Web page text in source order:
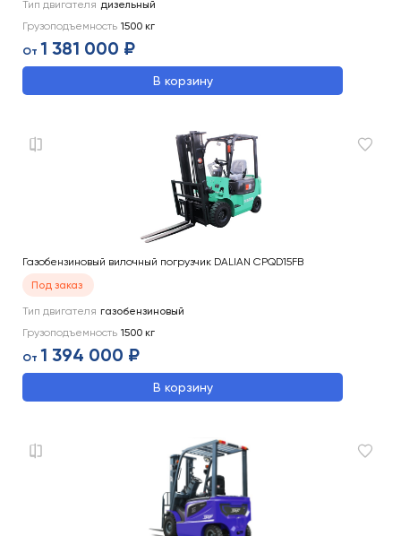
Тип двигателя дизельный
Грузоподъемность 1500 кг
От 1 381 000 ₽
В корзину
Газобензиновый вилочный погрузчик DALIAN CPQD15FB
Под заказ
Тип двигателя газобензиновый
Грузоподъемность 1500 кг
От 1 394 000 ₽
В корзину